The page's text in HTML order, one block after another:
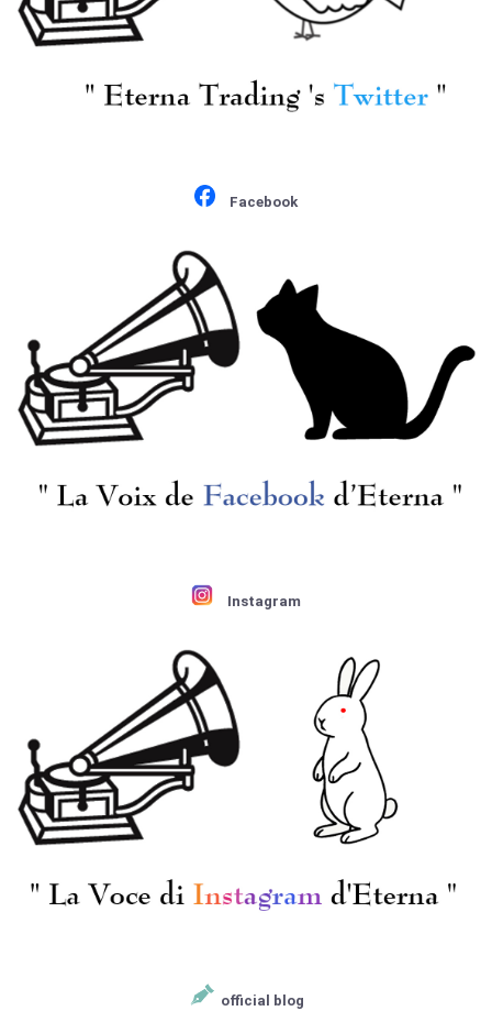
[KKC-4310] O.スウィト
ナー指揮ドレスデン
Facebook
Instagram
official blog